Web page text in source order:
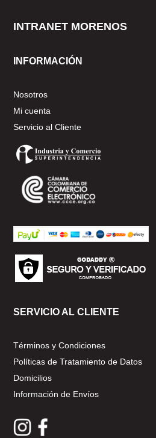
INTRANET MORENOS
INFORMACIÓN
Nosotros
Mi cuenta
Servicio al Cliente
SERVICIO AL CLIENTE
Términos y Condiciones
Políticas de Tratamiento de Datos
Domicilios
Información de Envíos